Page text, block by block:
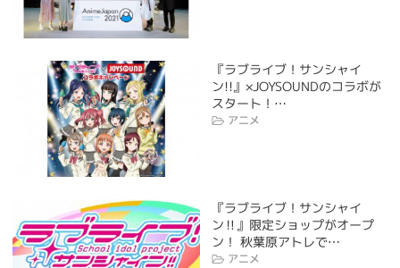
『ラブライブ！サンシャイ
ン!!』×JOYSOUNDのコラボが
スタート！…
アニメ
『ラブライブ！サンシャイ
ン‼』限定ショップがオープ
ン！ 秋葉原アトレで…
アニメ